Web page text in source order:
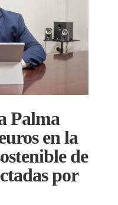
Palma
en la
de
por